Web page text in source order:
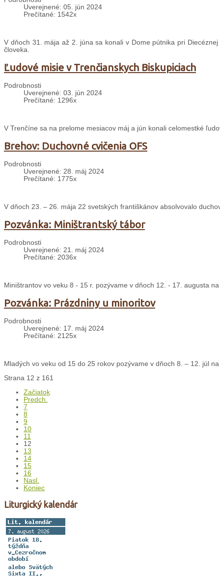
Uverejnené: 05. jún 2024
Prečítané: 1542x
V dňoch 31. mája až 2. júna sa konali v Dome pútnika pri
človeka.
Ľudové misie v Trenčianskych Biskupiciach
Podrobnosti
Uverejnené: 03. jún 2024
Prečítané: 1296x
V Trenčíne sa na prelome mesiacov máj a jún konali celomestké
Brehov: Duchovné cvičenia OFS
Podrobnosti
Uverejnené: 28. máj 2024
Prečítané: 1775x
V dňoch 23. – 26. mája 22 svetských františkánov absolvovalo
Pozvánka: Miništrantský tábor
Podrobnosti
Uverejnené: 21. máj 2024
Prečítané: 2036x
Miništrantov vo veku 8 - 15 r. pozývame v dňoch 12. - 17. augusta
Pozvánka: Prázdniny u minoritov
Podrobnosti
Uverejnené: 17. máj 2024
Prečítané: 2125x
Mladých vo veku od 15 do 25 rokov pozývame v dňoch 8. – 12. júl
Strana 12 z 161
Začiatok
Predch.
7
8
9
10
11
12
13
14
15
16
Nasl.
Koniec
Liturgický kalendár